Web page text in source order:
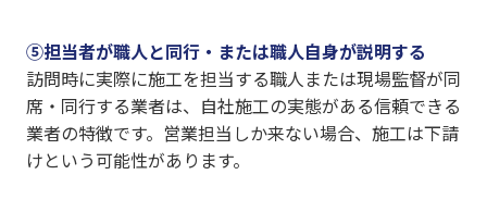
⑤担当者が職人と同行・または職人自身が説明する
訪問時に実際に施工を担当する職人または現場監督が同
席・同行する業者は、自社施工の実態がある信頼できる
業者の特徴です。営業担当しか来ない場合、施工は下請
けという可能性があります。